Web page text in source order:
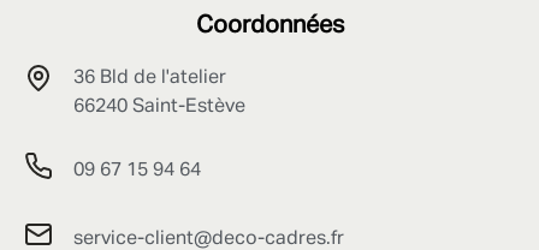
Coordonnées
36 Bld de l'atelier
66240 Saint-Estève
09 67 15 94 64
service-client@deco-cadres.fr